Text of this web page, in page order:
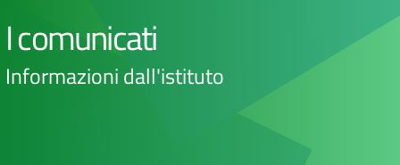
I comunicati
Informazioni dall'istituto